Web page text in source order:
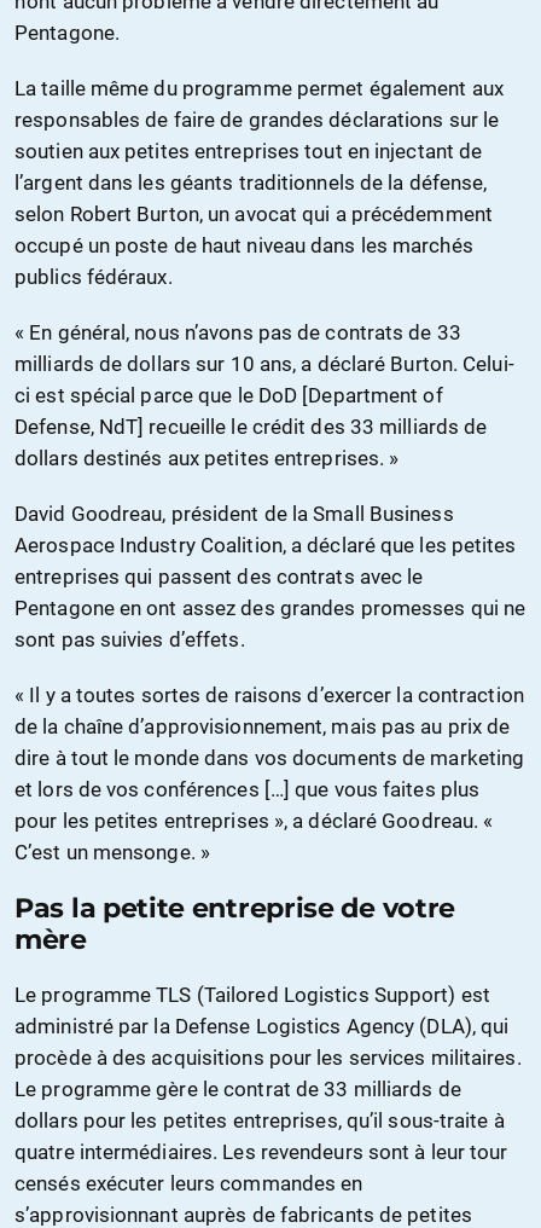
Pentagone.
La taille même du programme permet également aux
responsables de faire de grandes déclarations sur le
soutien aux petites entreprises tout en injectant de
l’argent dans les géants traditionnels de la défense,
selon Robert Burton, un avocat qui a précédemment
occupé un poste de haut niveau dans les marchés
publics fédéraux.
« En général, nous n’avons pas de contrats de 33
milliards de dollars sur 10 ans, a déclaré Burton. Celui-
ci est spécial parce que le DoD [Department of
Defense, NdT] recueille le crédit des 33 milliards de
dollars destinés aux petites entreprises. »
David Goodreau, président de la Small Business
Aerospace Industry Coalition, a déclaré que les petites
entreprises qui passent des contrats avec le
Pentagone en ont assez des grandes promesses qui ne
sont pas suivies d’effets.
« Il y a toutes sortes de raisons d’exercer la contraction
de la chaîne d’approvisionnement, mais pas au prix de
dire à tout le monde dans vos documents de marketing
et lors de vos conférences […] que vous faites plus
pour les petites entreprises », a déclaré Goodreau. «
C’est un mensonge. »
Pas la petite entreprise de votre
mère
Le programme TLS (Tailored Logistics Support) est
administré par la Defense Logistics Agency (DLA), qui
procède à des acquisitions pour les services militaires.
Le programme gère le contrat de 33 milliards de
dollars pour les petites entreprises, qu’il sous-traite à
quatre intermédiaires. Les revendeurs sont à leur tour
censés exécuter leurs commandes en
s’approvisionnant auprès de fabricants de petites